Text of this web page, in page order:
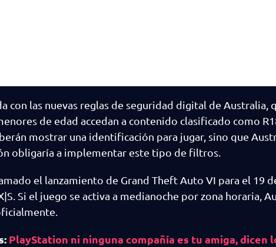
con las nuevas reglas de seguridad digital de Australia,
de edad accedan a contenido clasificado como
mostrar una identificación para jugar, sino que
obligaría a implementar este tipo de filtros.
el lanzamiento de Grand Theft Auto VI para el 19
Si el juego se activa a medianoche por zona horaria,
PlayStation ni ninguna compañía es tu amiga, dicen